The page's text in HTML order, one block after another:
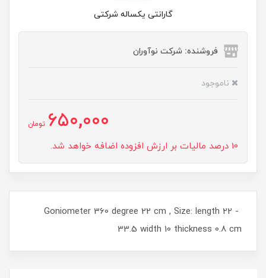
گارانتی یکساله شرکتی
فروشنده: شرکت نوآوران
ناموجود
650,000 تومان
10 درصد مالیات بر ارزش افزوده اضافه خواهد شد.
Goniometer 360 degree 22 cm , Size: length 22 -
33.5 width 10 thickness 0.8 cm